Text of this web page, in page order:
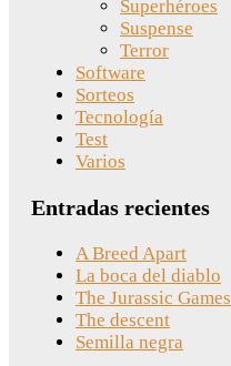
Superhéroes
Suspense
Terror
Software
Sorteos
Tecnología
Test
Varios
Entradas recientes
A Breed Apart
La boca del diablo
The Jurassic Games
The descent
Semilla negra